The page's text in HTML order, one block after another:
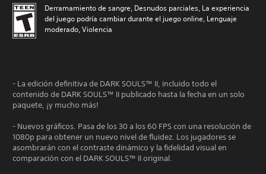
Derramamiento de sangre, Desnudos parciales, La experiencia
del juego podría cambiar durante el juego online, Lenguaje
moderado, Violencia
- La edición definitiva de DARK SOULS™ II, incluido todo el
contenido de DARK SOULS™ II publicado hasta la fecha en un solo
paquete, ¡y mucho más!
- Nuevos gráficos. Pasa de los 30 a los 60 FPS con una resolución de
1080p para obtener un nuevo nivel de fluidez. Los jugadores se
asombrarán con el contraste dinámico y la fidelidad visual en
comparación con el DARK SOULS™ II original.